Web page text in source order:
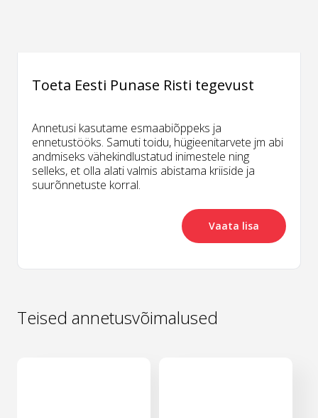
Toeta Eesti Punase Risti tegevust
Annetusi kasutame esmaabiõppeks ja
ennetustööks. Samuti toidu, hügieenitarvete jm abi
andmiseks vähekindlustatud inimestele ning
selleks, et olla alati valmis abistama kriiside ja
suurõnnetuste korral.
Vaata lisa
Teised annetusvõimalused